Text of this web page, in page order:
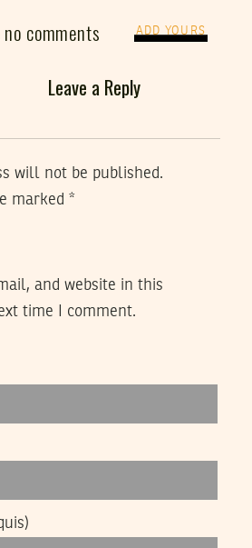
comments ADD YOURS
Leave a Reply
will not be published.
marked *
and website in this
time I comment.